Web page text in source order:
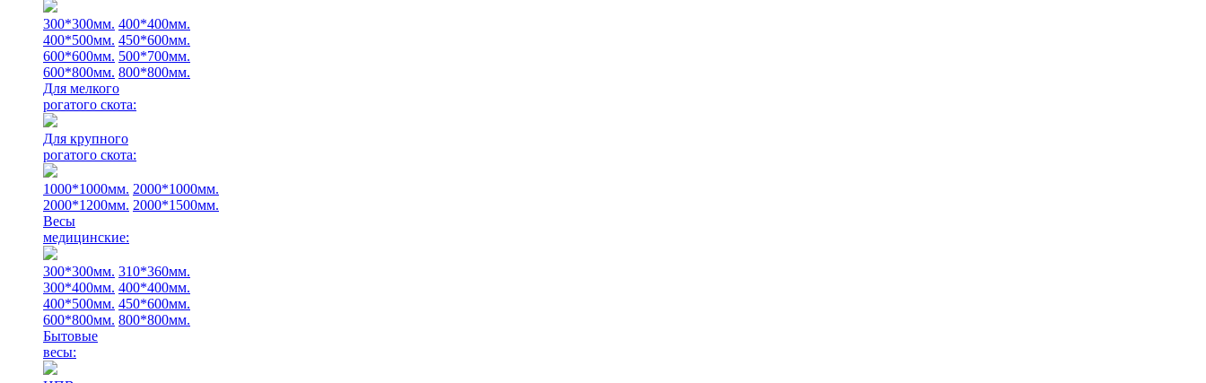
300*300мм. 400*400мм.
400*500мм. 450*600мм.
600*600мм. 500*700мм.
600*800мм. 800*800мм.
Для мелкого
рогатого скота:
Для крупного
рогатого скота:
1000*1000мм. 2000*1000мм.
2000*1200мм. 2000*1500мм.
Весы
медицинские:
300*300мм. 310*360мм.
300*400мм. 400*400мм.
400*500мм. 450*600мм.
600*800мм. 800*800мм.
Бытовые
весы: